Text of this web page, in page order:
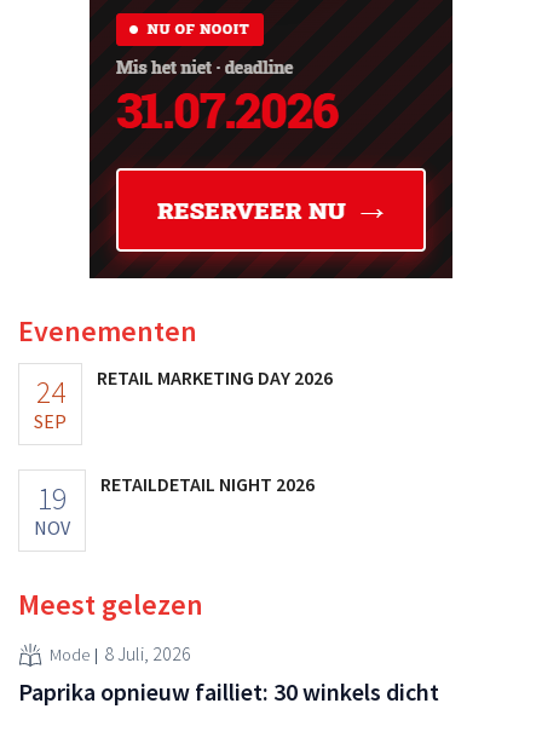
Evenementen
24
SEP
RETAIL MARKETING DAY 2026
19
NOV
RETAILDETAIL NIGHT 2026
Meest gelezen
Mode 8 Juli, 2026
Paprika opnieuw failliet: 30 winkels dicht